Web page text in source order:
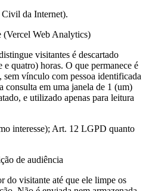
da Internet).
(Vercel Web Analytics)
visitantes é descartado
quatro) horas. O que permanece é
vínculo com pessoa identificada
em uma janela de 1 (um)
e utilizado apenas para leitura
interesse); Art. 12 LGPD quanto
de audiência
do visitante até que ele limpe os